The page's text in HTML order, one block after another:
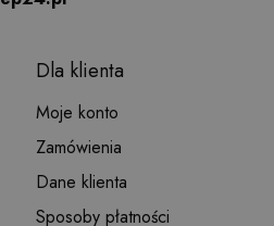
Dla klienta
Moje konto
Zamówienia
Dane klienta
Sposoby płatności